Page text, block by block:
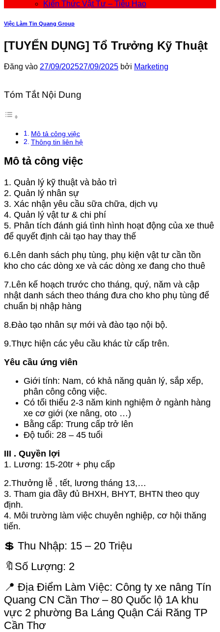
Kiến Thức Vật Tư – Tiêu Hao
Việc Làm Tin Quang Group
[TUYỂN DỤNG] Tổ Trưởng Kỹ Thuật
Đăng vào 27/09/202527/09/2025 bởi Marketing
Tóm Tắt Nội Dung
Mô tả công việc
Thông tin liên hệ
Mô tả công việc
1. Quản lý kỹ thuật và bảo trì
2. Quản lý nhân sự
3. Xác nhận yêu cầu sữa chữa, dịch vụ
4. Quản lý vật tư & chi phí
5. Phân tích đánh giá tình hình hoạt động của xe thuê
để quyết định cải tạo hay thay thế
6.Lên danh sách phụ tùng, phụ kiện vật tư cần tồn
kho cho các dòng xe và các dòng xe đang cho thuê
7.Lên kế hoạch trước cho tháng, quý, năm và cập
nhật danh sách theo tháng đưa cho kho phụ tùng để
chuẩn bị nhập hàng
8.Đào tạo nhân sự mới và đào tạo nội bộ.
9.Thực hiện các yêu cầu khác từ cấp trên.
Yêu cầu ứng viên
Giới tính: Nam, có khả năng quản lý, sắp xếp,
phân công công việc.
Có tối thiểu 2-3 năm kinh nghiệm ở ngành hàng
xe cơ giới (xe nâng, oto …)
Bằng cấp: Trung cấp trở lên
Độ tuổi: 28 – 45 tuổi
III . Quyền lợi
1. Lương: 15-20tr + phụ cấp
2.Thưởng lễ , tết, lương tháng 13,…
3. Tham gia đầy đủ BHXH, BHYT, BHTN theo quy
định.
4. Môi trường làm việc chuyên nghiệp, cơ hội thăng
tiến.
💲 Thu Nhập: 15 – 20 Triệu
🔖Số Lượng: 2
📍 Địa Điểm Làm Việc: Công ty xe nâng Tín
Quang CN Cần Thơ – 80 Quốc lộ 1A khu
vực 2 phường Ba Láng Quận Cái Răng TP
Cần Thơ